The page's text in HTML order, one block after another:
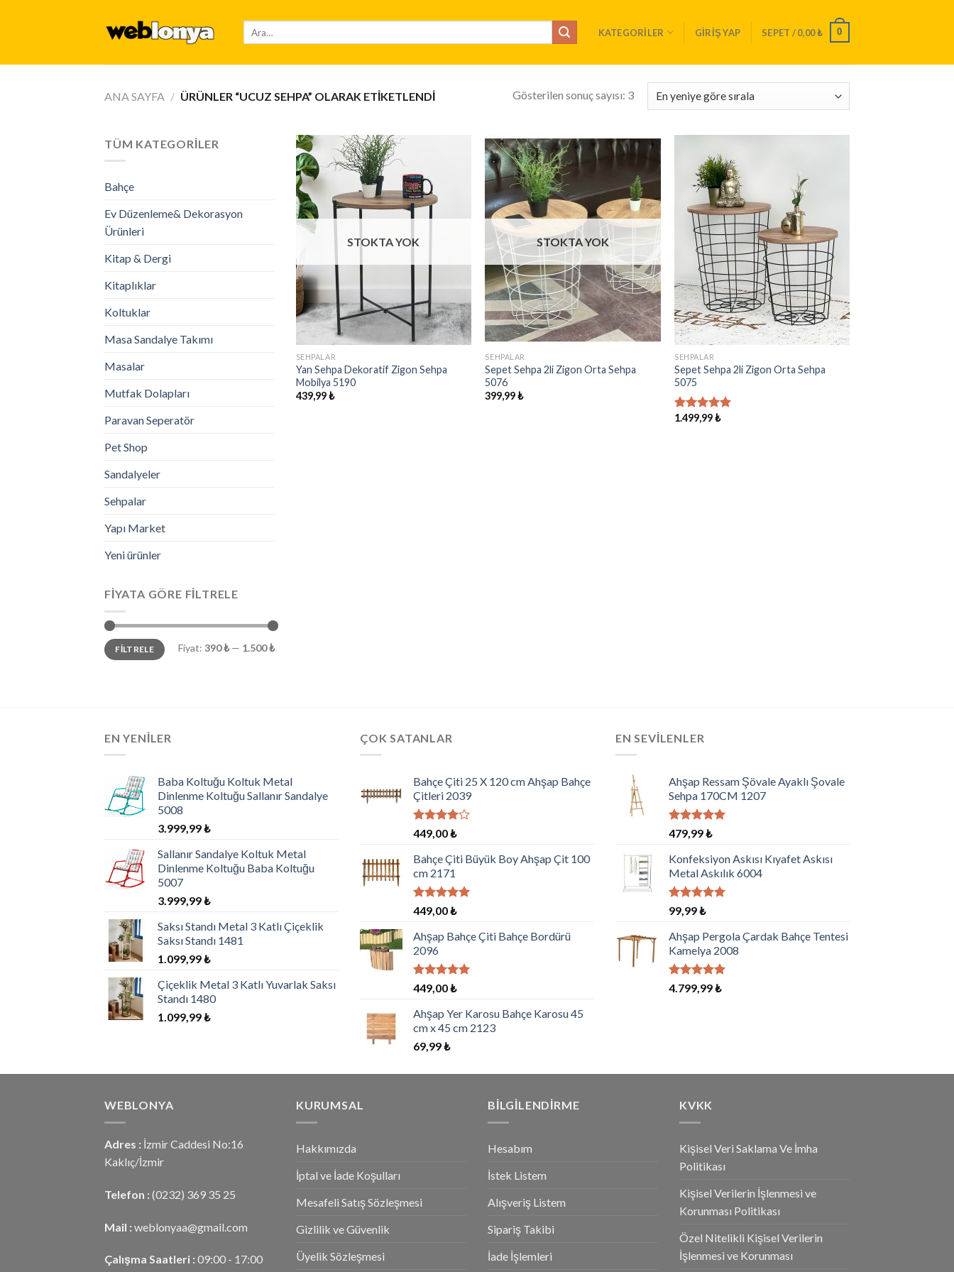
KATEGORILER GIRIŞ YAP SEPET /0,00₺ 0
ANA SAYFA / ÜRÜNLER “UCUZ SEHPA” OLARAK ETIKETLENDI Gösterilen sonuç sayısı: 3
TÜM KATEGORILER
Bahçe
Ev Düzenleme& Dekorasyon
Ürünleri
Kitap & Dergi
Kitaplıklar
Koltuklar
Masa Sandalye Takımı
Masalar
Mutfak Dolapları
Paravan Seperatör
Pet Shop
Sandalyeler
Sehpalar
Yapı Market
Yeni ürünler
FIYATA GÖRE FILTRELE
En
düşük
fiyat
En
yüksek
fiyat
FILTRELE Fiyat: 390 ₺— 1.500 ₺
Listeme
Ekle
STOKTA YOK
SEHPALAR
Yan Sehpa Dekoratif Zigon Sehpa
Mobilya 5190
439,99₺
İstek
Listeme
Ekle
STOKTA YOK
SEHPALAR
Sepet Sehpa 2li Zigon Orta Sehpa
5076
399,99₺
SEHPALAR
Sepet Sehpa 2li Zigon Orta Sehpa
5075
5 üzerinden
1.499,99₺
EN YENILER
Baba Koltuğu Koltuk Metal
Dinlenme Koltuğu Sallanır Sandalye
5008
3.999,99₺
Sallanır Sandalye Koltuk Metal
Dinlenme Koltuğu Baba Koltuğu
5007
3.999,99₺
Saksı Standı Metal 3 Katlı Çiçeklik
Saksı Standı 1481
1.099,99₺
Çiçeklik Metal 3 Katlı Yuvarlak Saksı
Standı 1480
1.099,99₺
ÇOK SATANLAR
Bahçe Çiti 25 X 120 cm Ahşap Bahçe
Çitleri 2039
5
üzerinden
4.00
oy
aldı
449,00₺
Bahçe Çiti Büyük Boy Ahşap Çit 100
cm 2171
5 üzerinden
5.00oy
aldı
449,00₺
Ahşap Bahçe Çiti Bahçe Bordürü
2096
5 üzerinden
5.00oy
aldı
449,00₺
Ahşap Yer Karosu Bahçe Karosu 45
cm x 45 cm 2123
69,99₺
EN SEVILENLER
Ahşap Ressam Şövale Ayaklı Şovale
Sehpa 170CM 1207
5 üzerinden
5.00oy
aldı
479,99₺
Konfeksiyon Askısı Kıyafet Askısı
Metal Askılık 6004
5 üzerinden
5.00
aldı
99,99₺
Ahşap Pergola Çardak Bahçe Tentesi
Kamelya 2008
5 üzerinden
oy
4.799,99₺
WEBLONYA
Adres : İzmir Caddesi No:16
Kaklıç/İzmir
Telefon : (0232) 369 35 25
Mail : weblonyaa@gmail.com
Çalışma Saatleri : 09:00 - 17:00
KURUMSAL
Hakkımızda
İptal ve İade Koşulları
Mesafeli Satış Sözleşmesi
Gizlilik ve Güvenlik
Üyelik Sözleşmesi
BILGILENDIRME
Hesabım
İstek Listem
Alışveriş Listem
Sipariş Takibi
İade İşlemleri
KVKK
Kişisel Veri Saklama Ve İmha
Politikası
Kişisel Verilerin İşlenmesi ve
Korunması Politikası
Özel Nitelikli Kişisel Verilerin
İşlenmesi ve Korunması